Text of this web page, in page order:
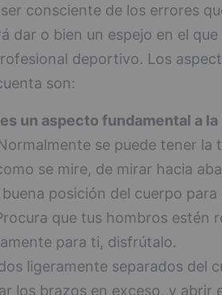
consciente de los errores
dar o bien un espejo en el
deportivo. Los
son:
un aspecto fundamental a
se puede tener la
se mire, de mirar hacia
posición del cuerpo para
que tus hombros estén
para ti, disfrútalo.
ligeramente separados del
los brazos en exceso, y abrir